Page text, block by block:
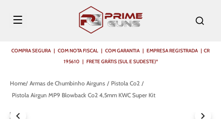
COMPRA SEGURA | COM NOTA FISCAL | COM GARANTIA | EMPRESA REGISTRADA | CR
195610 | FRETE GRÁTIS (SUL E SUDESTE)*
Armas de Chumbinho Airguns
Pistola Co2
Pistola Airgun MP9 Blowback Co2 4,5mm KWC Super Kit